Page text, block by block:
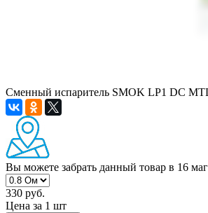
Сменный испаритель SMOK LP1 DC
Вы можете забрать данный товар в 16
330 руб.
Цена за 1 шт